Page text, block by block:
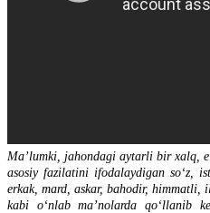
Maʼlumki, jahondagi aytarli bir xalq,
asosiy fazilatini ifodalaydigan soʻz,
erkak, mard, askar, bahodir, himmatli,
kabi oʻnlab maʼnolarda qoʻllanib